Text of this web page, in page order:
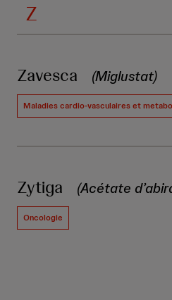
Z
Zavesca (Miglustat)
Maladies cardio-vasculaires et
Zytiga (Acétate
Oncologie